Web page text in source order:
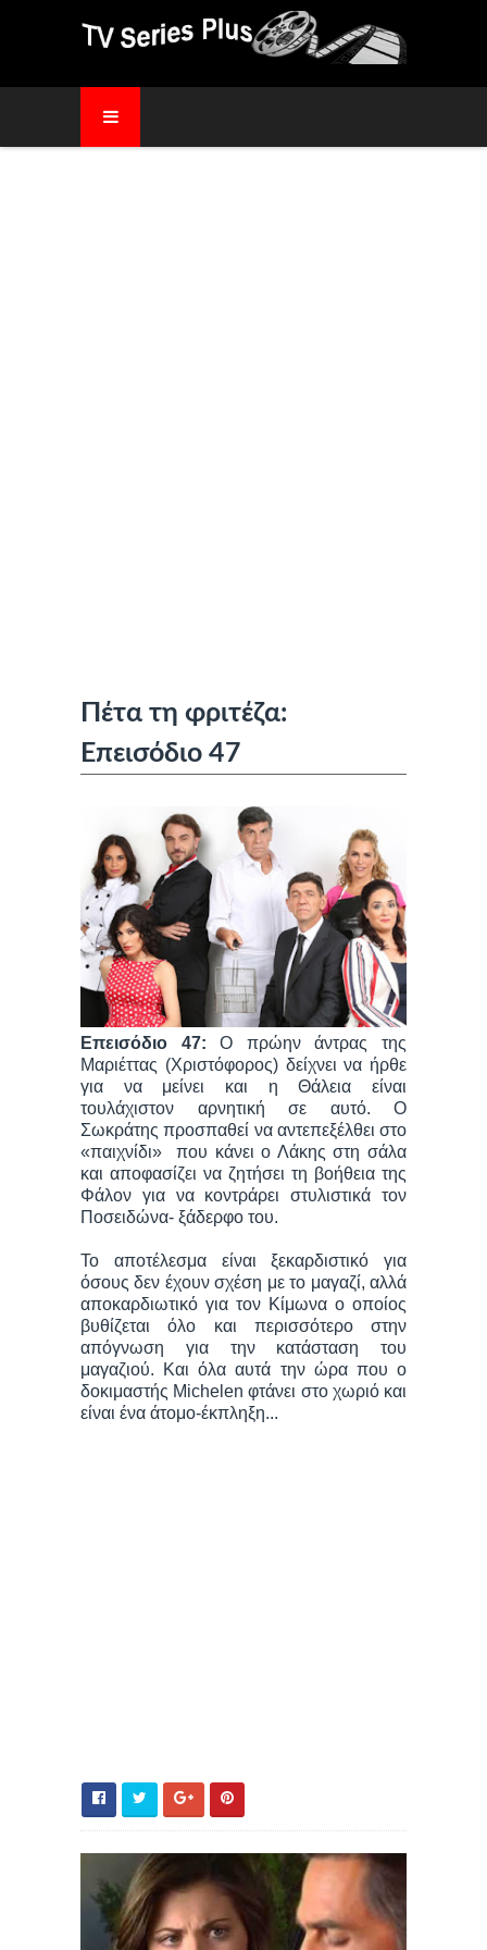
Πέτα τη φριτέζα:
Επεισόδιο 47
Επεισόδιο 47:Ο πρώην άντρας της
Μαριέττας (Χριστόφορος) δείχνει να ήρθε
για να μείνει και η Θάλεια είναι
τουλάχιστον αρνητική σε αυτό. Ο
Σωκράτης προσπαθεί να αντεπεξέλθει στο
«παιχνίδι» που κάνει ο Λάκης στη σάλα
και αποφασίζει να ζητήσει τη βοήθεια της
Φάλον για να κοντράρει στυλιστικά τον
Ποσειδώνα- ξάδερφο του.
Το αποτέλεσμα είναι ξεκαρδιστικό για
όσους δεν έχουν σχέση με το μαγαζί, αλλά
αποκαρδιωτικό για τον Κίμωνα ο οποίος
βυθίζεται όλο και περισσότερο στην
απόγνωση για την κατάσταση του
μαγαζιού. Και όλα αυτά την ώρα που ο
δοκιμαστής Michelen φτάνει στο χωριό και
είναι ένα άτομο-έκπληξη...